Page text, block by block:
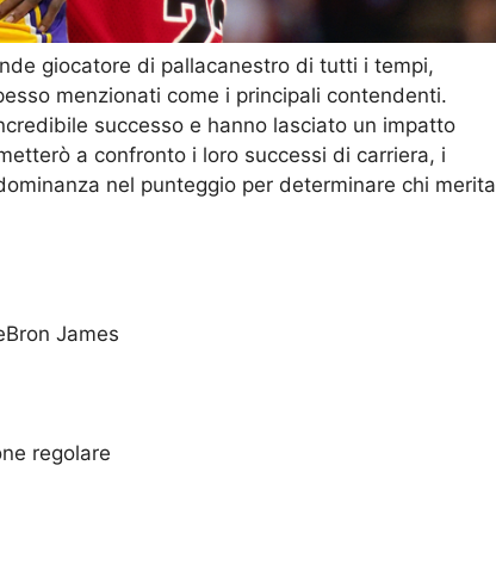
giocatore di pallacanestro di tutti i tempi,
menzionati come i principali contendenti.
successo e hanno lasciato un impatto
a confronto i loro successi di carriera, i
nel punteggio per determinare chi merita
James
regolare